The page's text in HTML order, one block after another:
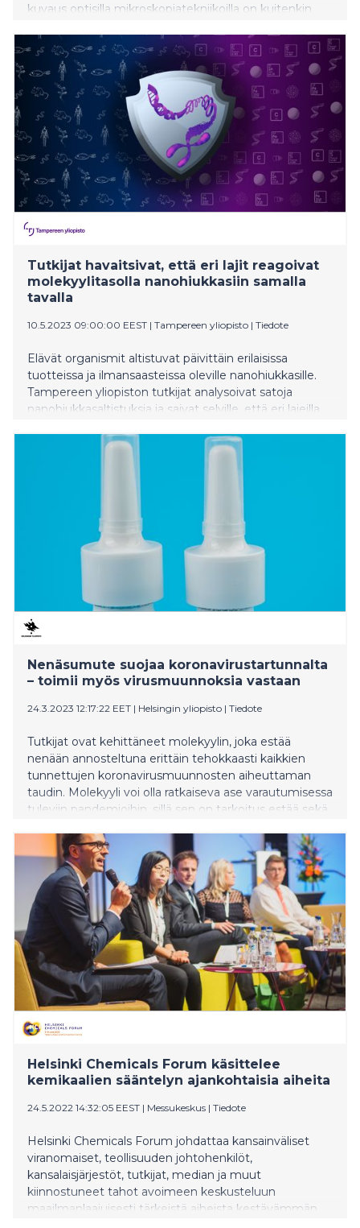
kuvaus optisilla mikroskopiatekniikoilla on kuitenkin
Väitöstutkimuksessaan DI Mari Lehti-Polojärvi yhdisti
uudenlaisen sähköisen kuvauksen optiseen 3D-
kuvausmenetelmään.
Tutkijat havaitsivat, että eri lajit reagoivat
molekyylitasolla nanohiukkasiin samalla
tavalla
10.5.2023 09:00:00 EEST | Tampereen yliopisto | Tiedote
Elävät organismit altistuvat päivittäin erilaisissa
tuotteissa ja ilmansaasteissa oleville nanohiukkasille.
Tampereen yliopiston tutkijat analysoivat satoja
nanohiukkasaltistuksia ja saivat selville, että eri lajeilla
hiukkasille. Tutkijoiden löytämä mekanismi selittää,
altistumiseen nanokokoisille materiaaleille.
Nenäsumute suojaa koronavirustartunnalta
– toimii myös virusmuunnoksia vastaan
24.3.2023 12:17:22 EET | Helsingin yliopisto | Tiedote
Tutkijat ovat kehittäneet molekyylin, joka estää
nenään annosteltuna erittäin tehokkaasti kaikkien
tunnettujen koronavirusmuunnosten aiheuttaman
taudin. Molekyyli voi olla ratkaiseva ase varautumisessa
tuleviin pandemioihin, sillä sen on tarkoitus estää sekä
Helsinki Chemicals Forum käsittelee
kemikaalien sääntelyn ajankohtaisia aiheita
24.5.2022 14:32:05 EEST | Messukeskus | Tiedote
Helsinki Chemicals Forum johdattaa kansainväliset
viranomaiset, teollisuuden johtohenkilöt,
kansalaisjärjestöt, tutkijat, median ja muut
kiinnostuneet tahot avoimeen keskusteluun
maailmanlaajuisesti tärkeistä aiheista kestävämmän